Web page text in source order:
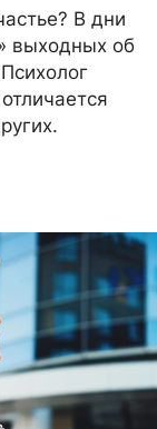
В дни
выходных об